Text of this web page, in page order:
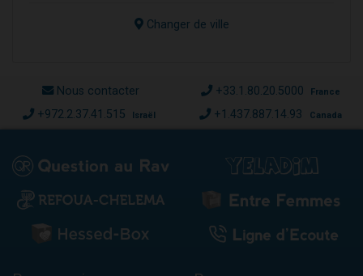
Changer de ville
Nous contacter +33.1.80.20.5000 France
+972.2.37.41.515 Israël +1.437.887.14.93 Canada